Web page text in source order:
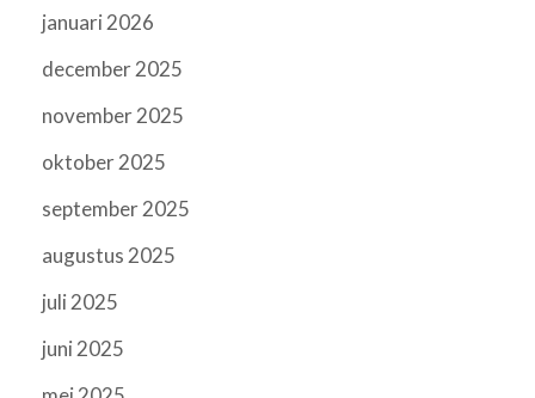
januari 2026
december 2025
november 2025
oktober 2025
september 2025
augustus 2025
juli 2025
juni 2025